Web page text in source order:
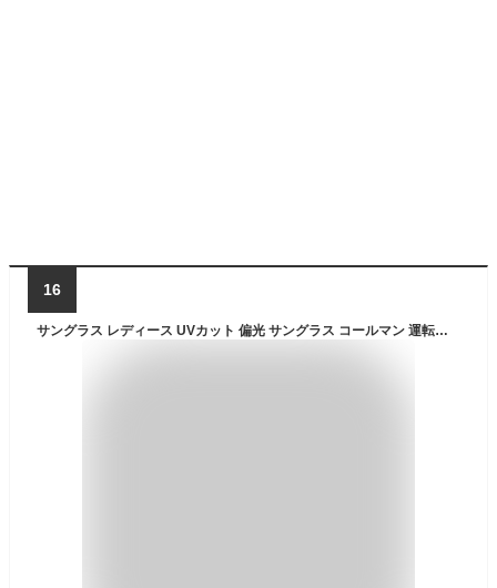
16
サングラス レディース UVカット 偏光 サングラス コールマン 運転用 ドライブ ボストン 丸メガネ Coleman CLA08 CLA13 おしゃれ ブランド UV400 紫外線対策 かわいい ブラウン グレー グラデーション 偏光レンズ 軽量 ゆうパケット 送料無料 釣り